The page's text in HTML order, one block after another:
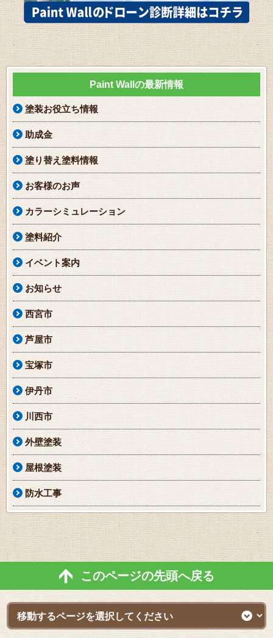
Paint Wallの最新情報
塗装お役立ち情報
助成金
塗り替え塗料情報
お客様のお声
カラーシミュレーション
塗料紹介
イベント案内
お知らせ
西宮市
芦屋市
宝塚市
伊丹市
川西市
外壁塗装
屋根塗装
防水工事
このページの先頭へ戻る